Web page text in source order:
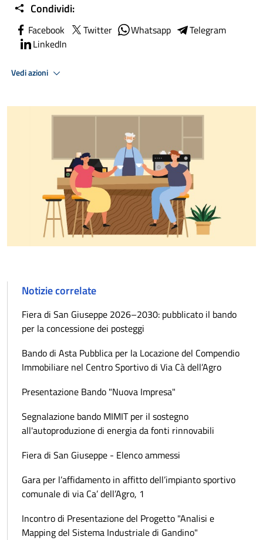
Condividi:
Facebook Twitter Whatsapp
Telegram
LinkedIn
Vedi azioni
Notizie correlate
Fiera di San Giuseppe 2026–2030: pubblicato il bando
per la concessione dei posteggi
Bando di Asta Pubblica per la Locazione del Compendio
Immobiliare nel Centro Sportivo di Via Cà dell’Agro
Presentazione Bando "Nuova Impresa"
Segnalazione bando MIMIT per il sostegno
all'autoproduzione di energia da fonti rinnovabili
Fiera di San Giuseppe - Elenco ammessi
Gara per l’affidamento in affitto dell’impianto sportivo
comunale di via Ca’ dell’Agro, 1
Incontro di Presentazione del Progetto "Analisi e
Mapping del Sistema Industriale di Gandino"